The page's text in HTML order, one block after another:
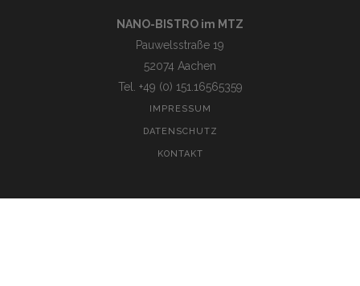
NANO-BISTRO im MTZ
Pauwelsstraße 19
52074 Aachen
Tel. +49 (0) 151.16565359
IMPRESSUM
DATENSCHUTZ
KONTAKT